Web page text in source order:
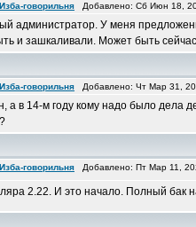
Изба-говорильня Добавлено: Сб Июн 18,
администратор. У меня
и зашкаливали. Может быть
Изба-говорильня Добавлено: Чт Мар 31,
а в 14-м году кому надо было дела
Изба-говорильня Добавлено: Пт Мар 11,
2.22. И это начало. Полный бак